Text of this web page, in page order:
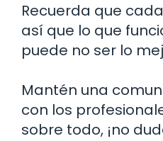
Recuerda que
así que lo que
puede no ser lo
Mantén una
con los
sobre todo, ¡no